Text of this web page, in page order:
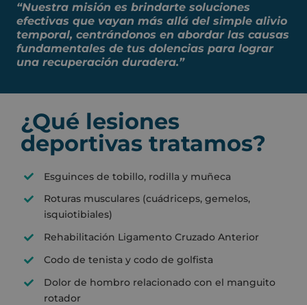
“Nuestra misión es brindarte soluciones
efectivas que vayan más allá del simple alivio
temporal, centrándonos en abordar las causas
fundamentales de tus dolencias para lograr
una recuperación duradera.”
¿Qué lesiones
deportivas tratamos?
Esguinces de tobillo, rodilla y muñeca
Roturas musculares (cuádriceps, gemelos,
isquiotibiales)
Rehabilitación Ligamento Cruzado Anterior
Codo de tenista y codo de golfista
Dolor de hombro relacionado con el manguito
rotador